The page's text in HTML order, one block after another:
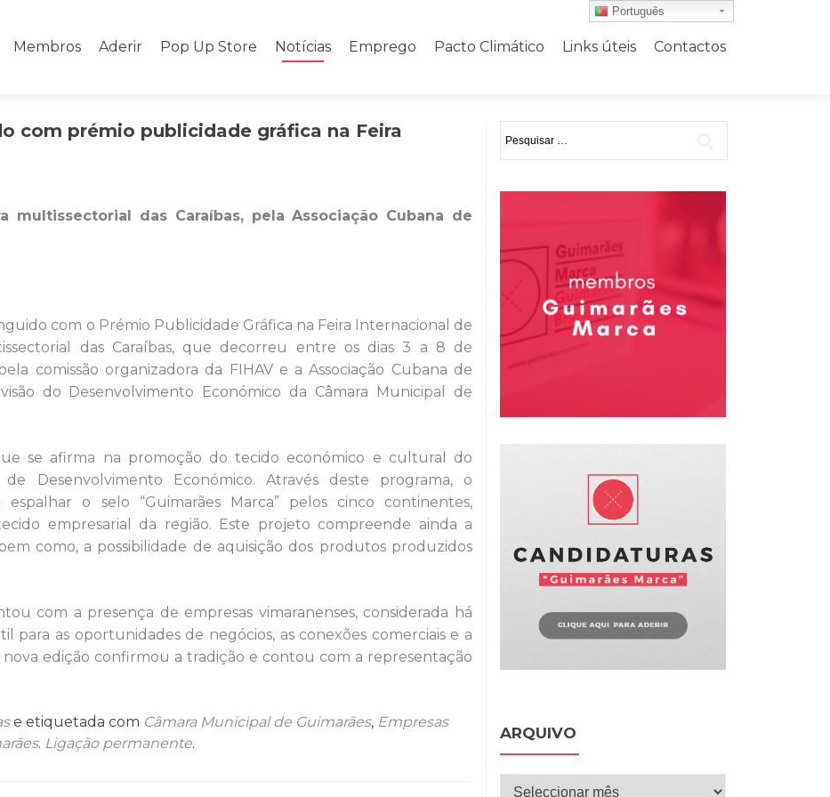
Membros Aderir Pop Up Store Notícias Emprego Pacto Climático Links úteis Contactos
com prémio publicidade gráfica na Feira
das Caraíbas, pela Associação Cubana de
com o Prémio Publicidade Gráfica na Feira Internacional de
das Caraíbas, que decorreu entre os dias 3 a 8 de
comissão organizadora da FIHAV e a Associação Cubana de
do Desenvolvimento Económico da Câmara Municipal de
se afirma na promoção do tecido económico e cultural do
Desenvolvimento Económico. Através deste programa, o
o selo “Guimarães Marca” pelos cinco continentes,
empresarial da região. Este projeto compreende ainda a
como, a possibilidade de aquisição dos produtos produzidos
com a presença de empresas vimaranenses, considerada há
para as oportunidades de negócios, as conexões comerciais e a
nova edição confirmou a tradição e contou com a representação
e etiquetada com Câmara Municipal de Guimarães, Empresas
. Ligação permanente.
por:
ARQUIVO
Arquivo
Português